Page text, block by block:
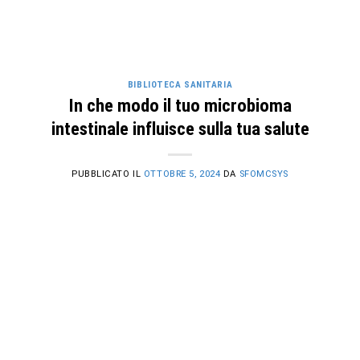
BIBLIOTECA SANITARIA
In che modo il tuo microbioma
intestinale influisce sulla tua salute
PUBBLICATO IL OTTOBRE 5, 2024 DA SFOMCSYS